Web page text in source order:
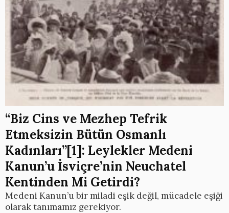
“Biz Cins ve Mezhep Tefrik
Etmeksizin Bütün Osmanlı
Kadınları”[1]: Leylekler Medeni
Kanun’u İsviçre’nin Neuchatel
Kentinden Mi Getirdi?
Medeni Kanun’u bir miladi eşik değil, mücadele eşiği
olarak tanımamız gerekiyor.